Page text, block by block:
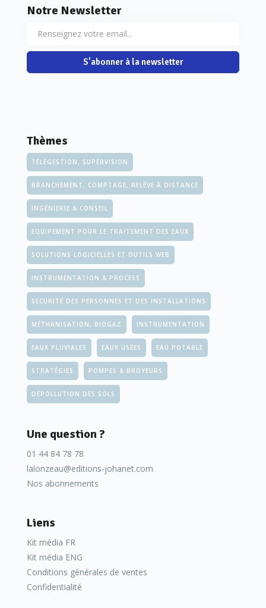
Notre Newsletter
S'abonner à la newsletter
Thèmes
TÉLÉGESTION, SUPERVISION
BRANCHEMENT, COMPTAGE, RELÈVE À DISTANCE
INGÉNIERIE & CONSEIL
EQUIPEMENT POUR LE TRAITEMENT DES EAUX
SOLUTIONS LOGICIELLES ET OUTILS WEB
INSTRUMENTATION & PROCESS
SÉCURITÉ DES PERSONNES ET DES INSTALLATIONS
MÉTHANISATION, BIOGAZ INSTRUMENTATION
EAUX PLUVIALES EAUX USÉES EAU POTABLE
STRATÉGIES POMPES & BROYEURS
DÉPOLLUTION DES SOLS
Une question ?
01 44 84 78 78
lalonzeau@editions-johanet.com
Nos abonnements
Liens
Kit média FR
Kit média ENG
Conditions générales de ventes
Confidentialité